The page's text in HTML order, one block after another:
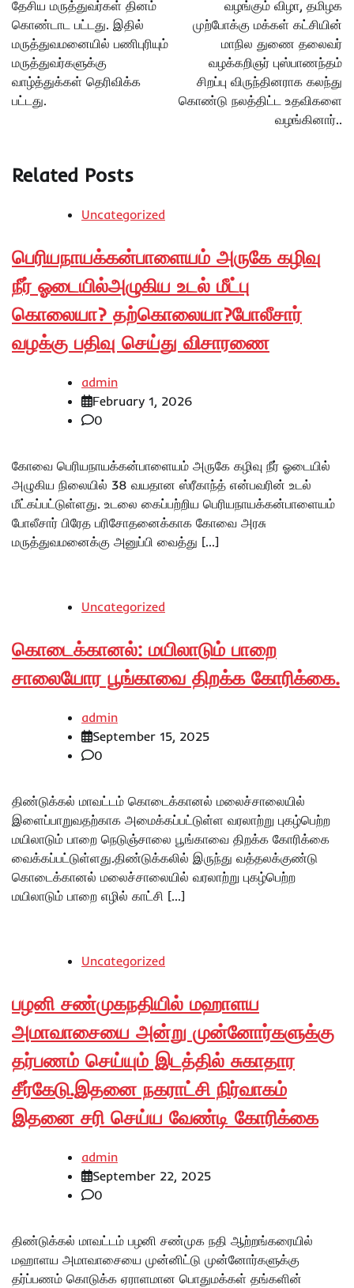
தேசிய மருத்துவர்கள் தினம்
கொண்டாட பட்டது. இதில்
மருத்துவமனையில் பணிபுரியும்
மருத்துவர்களுக்கு
வாழ்த்துக்கள் தெரிவிக்க
பட்டது.
வழங்கும் விழா, தமிழக
முற்போக்கு மக்கள் கட்சியின்
மாநில துணை தலைவர்
வழக்கறிஞர் புஸ்பாணந்தம்
சிறப்பு விருந்தினராக கலந்து
கொண்டு நலத்திட்ட உதவிகளை
வழங்கினார்..
Related Posts
Uncategorized
பெரியநாயக்கன்பாளையம் அருகே கழிவு
நீர் ஓடையில்அழுகிய உடல் மீட்பு
கொலையா? தற்கொலையா?போலீசார்
வழக்கு பதிவு செய்து விசாரணை
admin
February 1, 2026
0
கோவை பெரியநாயக்கன்பாளையம் அருகே கழிவு நீர் ஓடையில்
அழுகிய நிலையில் 38 வயதான ஸ்ரீகாந்த் என்பவரின் உடல்
மீட்கப்பட்டுள்ளது. உடலை கைப்பற்றிய பெரியநாயக்கன்பாளையம்
போலீசார் பிரேத பரிசோதனைக்காக கோவை அரசு
மருத்துவமனைக்கு அனுப்பி வைத்து […]
Uncategorized
கொடைக்கானல்: மயிலாடும் பாறை
சாலையோர பூங்காவை திறக்க கோரிக்கை.
admin
September 15, 2025
0
திண்டுக்கல் மாவட்டம் கொடைக்கானல் மலைச்சாலையில்
இளைப்பாறுவதற்காக அமைக்கப்பட்டுள்ள வரலாற்று புகழ்பெற்ற
மயிலாடும் பாறை நெடுஞ்சாலை பூங்காவை திறக்க கோரிக்கை
வைக்கப்பட்டுள்ளது.திண்டுக்கலில் இருந்து வத்தலக்குண்டு
கொடைக்கானல் மலைச்சாலையில் வரலாற்று புகழ்பெற்ற
மயிலாடும் பாறை எழில் காட்சி […]
Uncategorized
பழனி சண்முகநதியில் மஹாளய
அமாவாசையை அன்று முன்னோர்களுக்கு
தர்பணம் செய்யும் இடத்தில் சுகாதார
சீர்கேடு.இதனை நகராட்சி நிர்வாகம்
இதனை சரி செய்ய வேண்டி கோரிக்கை
admin
September 22, 2025
0
திண்டுக்கல் மாவட்டம் பழனி சண்முக நதி ஆற்றங்கரையில்
மஹாளய அமாவாசையை முன்னிட்டு முன்னோர்களுக்கு
தர்ப்பணம் கொடுக்க ஏராளமான பொதுமக்கள் தங்களின்